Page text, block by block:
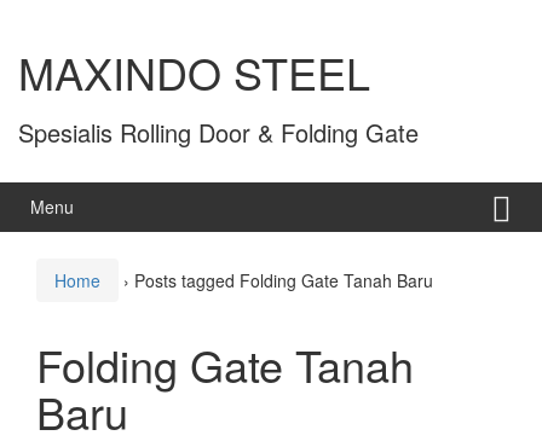
MAXINDO STEEL
Spesialis Rolling Door & Folding Gate
Menu
Home › Posts tagged Folding Gate Tanah Baru
Folding Gate Tanah
Baru